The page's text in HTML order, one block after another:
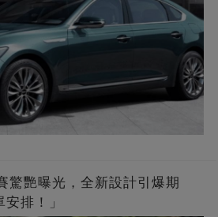
驚艷曝光，全新設計引爆期
排！」